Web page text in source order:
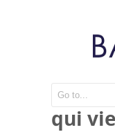
La
qui